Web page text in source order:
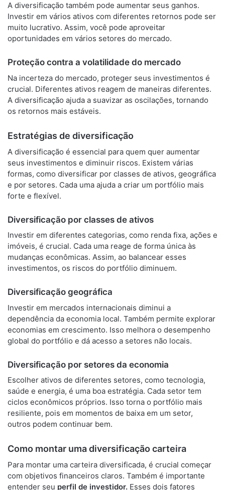
A diversificação também pode aumentar seus ganhos.
Investir em vários ativos com diferentes retornos pode ser
muito lucrativo. Assim, você pode aproveitar
oportunidades em vários setores do mercado.
Proteção contra a volatilidade do mercado
Na incerteza do mercado, proteger seus investimentos é
crucial. Diferentes ativos reagem de maneiras diferentes.
A diversificação ajuda a suavizar as oscilações, tornando
os retornos mais estáveis.
Estratégias de diversificação
A diversificação é essencial para quem quer aumentar
seus investimentos e diminuir riscos. Existem várias
formas, como diversificar por classes de ativos, geográfica
e por setores. Cada uma ajuda a criar um portfólio mais
forte e flexível.
Diversificação por classes de ativos
Investir em diferentes categorias, como renda fixa, ações e
imóveis, é crucial. Cada uma reage de forma única às
mudanças econômicas. Assim, ao balancear esses
investimentos, os riscos do portfólio diminuem.
Diversificação geográfica
Investir em mercados internacionais diminui a
dependência da economia local. Também permite explorar
economias em crescimento. Isso melhora o desempenho
global do portfólio e dá acesso a setores não locais.
Diversificação por setores da economia
Escolher ativos de diferentes setores, como tecnologia,
saúde e energia, é uma boa estratégia. Cada setor tem
ciclos econômicos próprios. Isso torna o portfólio mais
resiliente, pois em momentos de baixa em um setor,
outros podem continuar bem.
Como montar uma diversificação carteira
Para montar uma carteira diversificada, é crucial começar
com objetivos financeiros claros. Também é importante
entender seu perfil de investidor. Esses dois fatores